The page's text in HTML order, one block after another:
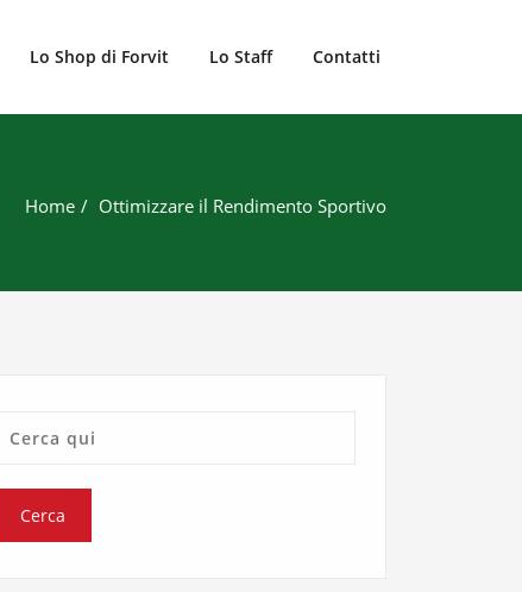
Lo Shop di Forvit Lo Staff Contatti
Home Ottimizzare il Rendimento Sportivo